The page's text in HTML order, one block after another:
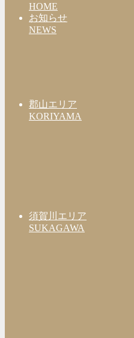
HOME
お知らせ
NEWS
郡山エリア
KORIYAMA
須賀川エリア
SUKAGAWA